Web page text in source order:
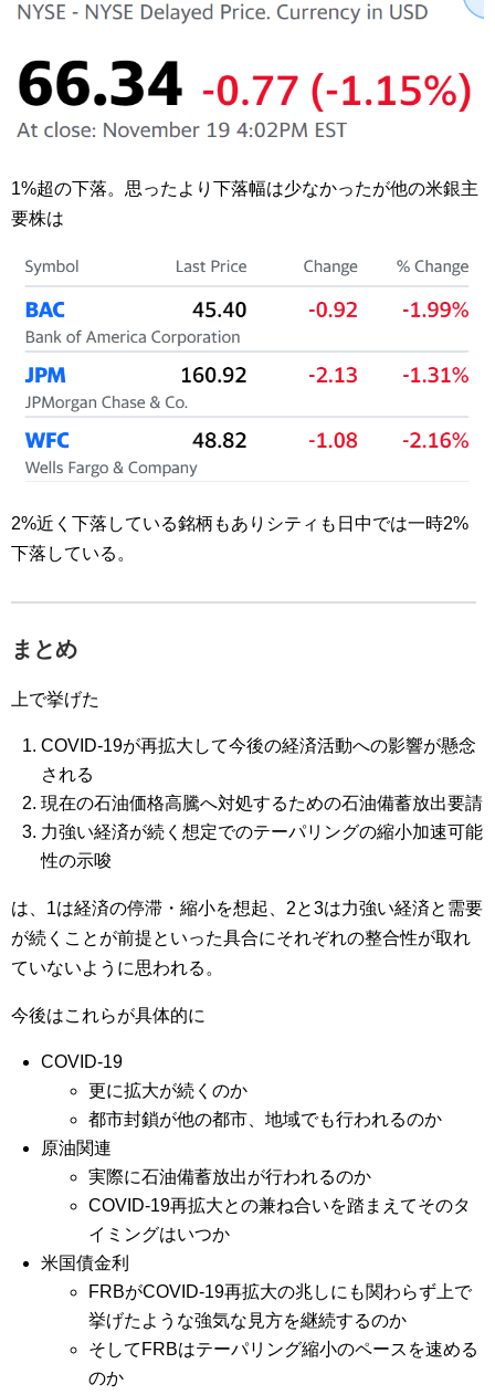
1%超の下落。思ったより下落幅は少なかったが他の米銀主
要株は
2%近く下落している銘柄もありシティも日中では一時2%
下落している。
まとめ
上で挙げた
COVID-19が再拡大して今後の経済活動への影響が懸念
される
現在の石油価格高騰へ対処するための石油備蓄放出要請
力強い経済が続く想定でのテーパリングの縮小加速可能
性の示唆
は、1は経済の停滞・縮小を想起、2と3は力強い経済と需要
が続くことが前提といった具合にそれぞれの整合性が取れ
ていないように思われる。
今後はこれらが具体的に
COVID-19
更に拡大が続くのか
都市封鎖が他の都市、地域でも行われるのか
原油関連
実際に石油備蓄放出が行われるのか
COVID-19再拡大との兼ね合いを踏まえてそのタ
イミングはいつか
米国債金利
FRBがCOVID-19再拡大の兆しにも関わらず上で
挙げたような強気な見方を継続するのか
そしてFRBはテーパリング縮小のペースを速める
のか